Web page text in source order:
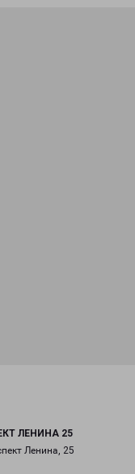
ЛЕНИНА 25
Ленина, 25